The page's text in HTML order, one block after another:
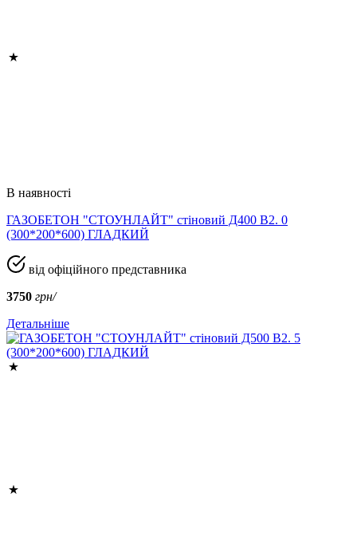
В наявності
ГАЗОБЕТОН "СТОУНЛАЙТ" стіновий Д400 В2. 0
(300*200*600) ГЛАДКИЙ
від офіційного представника
3750 грн/
Детальніше